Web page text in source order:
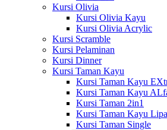
Kursi Olivia
Kursi Olivia Kayu
Kursi Olivia Acrylic
Kursi Scramble
Kursi Pelaminan
Kursi Dinner
Kursi Taman Kayu
Kursi Taman Kayu
Kursi Taman Kayu
Kursi Taman 2in1
Kursi Taman Kayu
Kursi Taman Single